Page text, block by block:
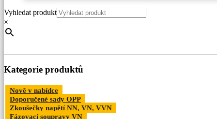
Vyhledat produkt
×
Kategorie produktů
Nově v nabídce
Doporučené sady OPP
Zkoušečky napětí NN, VN, VVN
Fázovací soupravy VN